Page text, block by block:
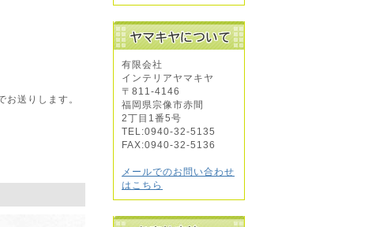
送りします。
有限会社
インテリアヤマキヤ
〒811-4146
福岡県宗像市赤間
2丁目1番5号
TEL:0940-32-5135
FAX:0940-32-5136
メールでのお問い合わせ
はこちら